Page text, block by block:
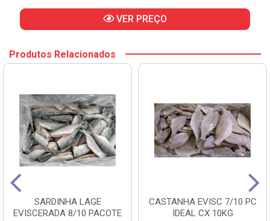
VER PREÇO
Produtos Relacionados
SARDINHA LAGE
EVISCERADA 8/10 PACOTE
CASTANHA EVISC 7/10 PC
IDEAL CX 10KG